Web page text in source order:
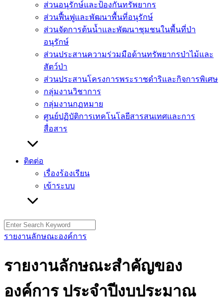
ส่วนอนุรักษ์และป้องกันทรัพยากร
ส่วนฟื้นฟูและพัฒนาพื้นที่อนุรักษ์
ส่วนจัดการต้นน้ำและพัฒนาชุมชนในพื้นที่ป่า
อนุรักษ์
ส่วนประสานความร่วมมือด้านทรัพยากรป่าไม้และ
สัตว์ป่า
ส่วนประสานโครงการพระราชดำริและกิจการพิเศษ
กลุ่มงานวิชาการ
กลุ่มงานกฏหมาย
ศูนย์ปฏิบัติการเทคโนโลยีสารสนเทศและการ
สื่อสาร
ติดต่อ
เรื่องร้องเรียน
เข้าระบบ
Search
for:
รายงานลักษณะองค์การ
รายงานลักษณะสำคัญของ
องค์การ ประจำปีงบประมาณ